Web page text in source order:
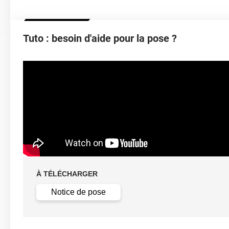
Température D'application
Type De Pose
Dépose
Tuto : besoin d'aide pour la pose ?
À TÉLÉCHARGER
Notice de pose